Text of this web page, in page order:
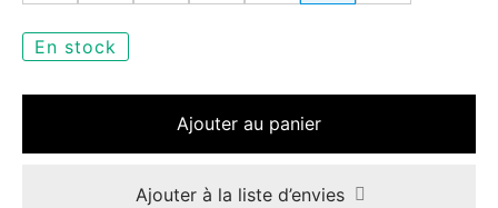
En stock
Ajouter au panier
Ajouter à la liste d’envies